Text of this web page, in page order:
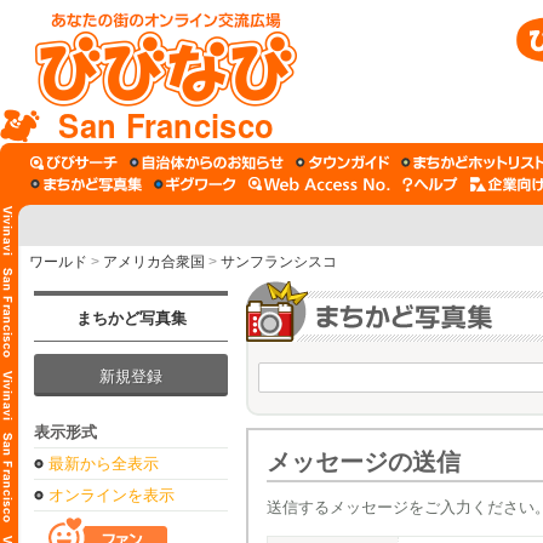
San Francisco
ワールド > アメリカ合衆国 > サンフランシスコ
まちかど写真集
新規登録
表示形式
最新から全表示
オンラインを表示
メッセージの送信
送信するメッセージをご入力ください